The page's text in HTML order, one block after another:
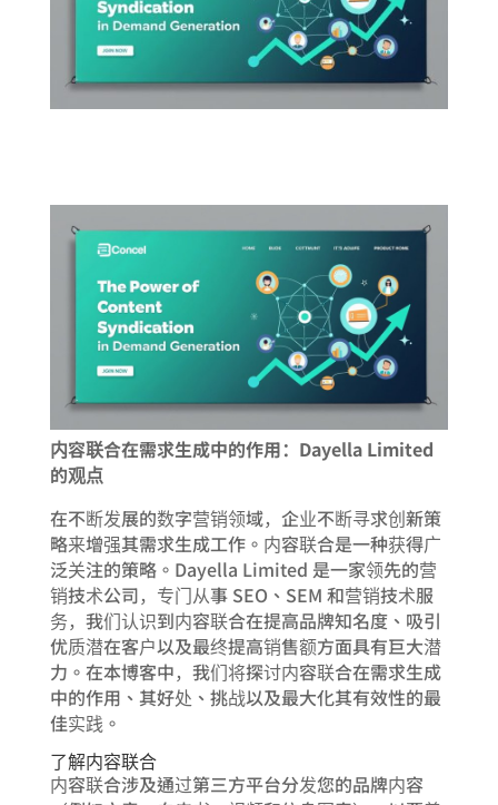
内容联合在需求生成中的作用：Dayella Limited
的观点
在不断发展的数字营销领域，企业不断寻求创新策
略来增强其需求生成工作。内容联合是一种获得广
泛关注的策略。Dayella Limited 是一家领先的营
销技术公司，专门从事 SEO、SEM 和营销技术服
务，我们认识到内容联合在提高品牌知名度、吸引
优质潜在客户以及最终提高销售额方面具有巨大潜
力。在本博客中，我们将探讨内容联合在需求生成
中的作用、其好处、挑战以及最大化其有效性的最
佳实践。
了解内容联合
内容联合涉及通过第三方平台分发您的品牌内容